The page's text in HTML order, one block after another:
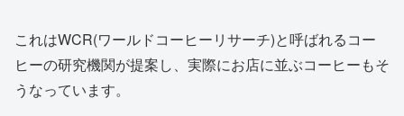
これはWCR(ワールドコーヒーリサーチ)と呼ばれるコー
ヒーの研究機関が提案し、実際にお店に並ぶコーヒーもそ
うなっています。